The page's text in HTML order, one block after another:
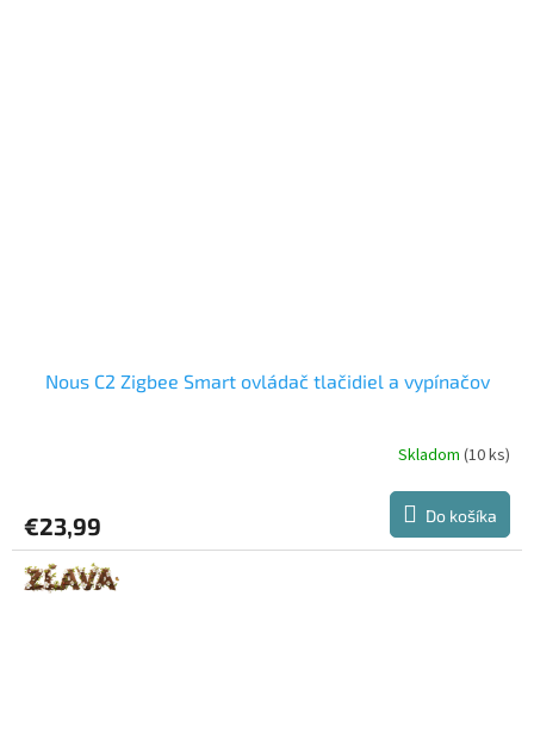
Nous C2 Zigbee Smart ovládač tlačidiel a vypínačov
Skladom (10 ks)
€23,99 Do košíka